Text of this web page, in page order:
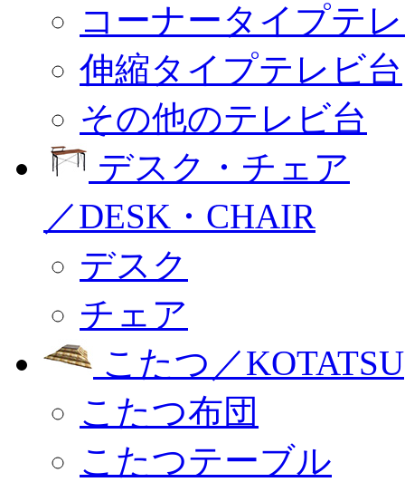
コーナータイプテ
伸縮タイプテレビ台
その他のテレビ台
デスク・チェア
／DESK・CHAIR
デスク
チェア
こたつ／KOTATSU
こたつ布団
こたつテーブル